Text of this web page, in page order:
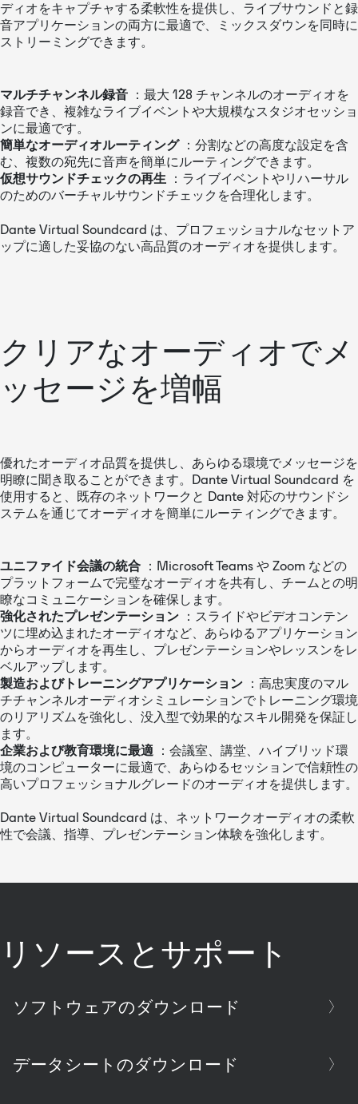
ディオをキャプチャする柔軟性を提供し、ライブサウンドと録
音アプリケーションの両方に最適で、ミックスダウンを同時に
ストリーミングできます。
マルチチャンネル録音 ：最大 128 チャンネルのオーディオを
録音でき、複雑なライブイベントや大規模なスタジオセッショ
ンに最適です。
簡単なオーディオルーティング ：分割などの高度な設定を含
む、複数の宛先に音声を簡単にルーティングできます。
仮想サウンドチェックの再生 ：ライブイベントやリハーサル
のためのバーチャルサウンドチェックを合理化します。
Dante Virtual Soundcard は、プロフェッショナルなセットア
ップに適した妥協のない高品質のオーディオを提供します。
クリアなオーディオでメ
ッセージを増幅
優れたオーディオ品質を提供し、あらゆる環境でメッセージを
明瞭に聞き取ることができます。Dante Virtual Soundcard を
使用すると、既存のネットワークと Dante 対応のサウンドシ
ステムを通じてオーディオを簡単にルーティングできます。
ユニファイド会議の統合 ：Microsoft Teams や Zoom などの
プラットフォームで完璧なオーディオを共有し、チームとの明
瞭なコミュニケーションを確保します。
強化されたプレゼンテーション ：スライドやビデオコンテン
ツに埋め込まれたオーディオなど、あらゆるアプリケーション
からオーディオを再生し、プレゼンテーションやレッスンをレ
ベルアップします。
製造およびトレーニングアプリケーション ：高忠実度のマル
チチャンネルオーディオシミュレーションでトレーニング環境
のリアリズムを強化し、没入型で効果的なスキル開発を保証し
ます。
企業および教育環境に最適 ：会議室、講堂、ハイブリッド環
境のコンピューターに最適で、あらゆるセッションで信頼性の
高いプロフェッショナルグレードのオーディオを提供します。
Dante Virtual Soundcard は、ネットワークオーディオの柔軟
性で会議、指導、プレゼンテーション体験を強化します。
リソースとサポート
ソフトウェアのダウンロード
データシートのダウンロード